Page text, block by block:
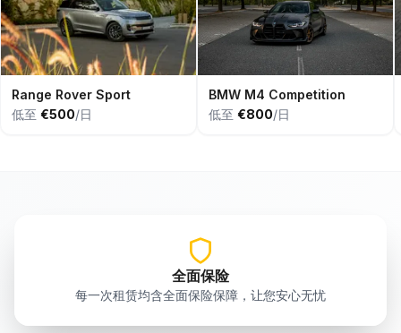
Range Rover Sport
低至 €500/日
BMW M4 Competition
低至 €800/日
全面保险
每一次租赁均含全面保险保障，让您安心无忧